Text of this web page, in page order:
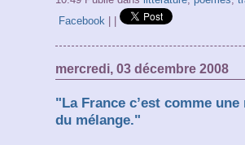
Facebook|
mercredi, 03 décembre 2008
"La France c’est comme
du mélange."